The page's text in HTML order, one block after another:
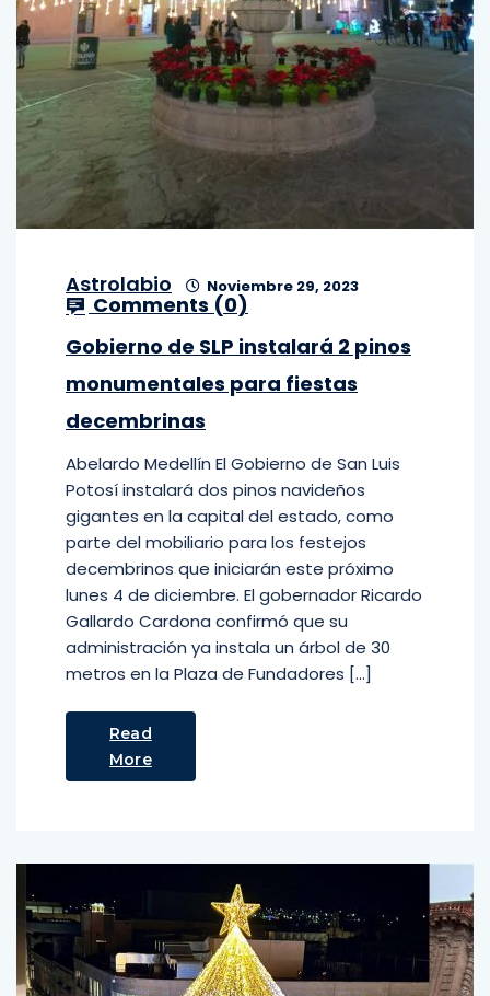
Astrolabio Noviembre 29, 2023
Comments (0)
Gobierno de SLP instalará 2 pinos
monumentales para fiestas
decembrinas
Abelardo Medellín El Gobierno de San Luis
Potosí instalará dos pinos navideños
gigantes en la capital del estado, como
parte del mobiliario para los festejos
decembrinos que iniciarán este próximo
lunes 4 de diciembre. El gobernador Ricardo
Gallardo Cardona confirmó que su
administración ya instala un árbol de 30
metros en la Plaza de Fundadores […]
Read
More